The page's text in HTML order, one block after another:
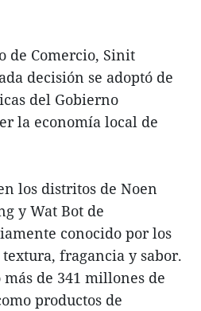
de Comercio, Sinit
decisión se adoptó de
del Gobierno
la economía local de
los distritos de Noen
y Wat Bot de
conocido por los
fragancia y sabor.
de 341 millones de
productos de